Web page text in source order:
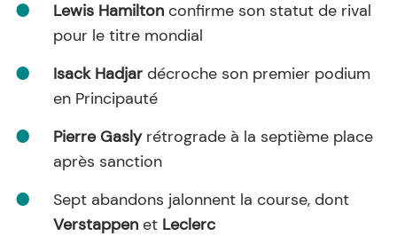
Lewis Hamilton confirme son statut de rival
pour le titre mondial
Isack Hadjar décroche son premier podium
en Principauté
Pierre Gaslyrétrograde à la septième place
après sanction
Sept abandons jalonnent la course, dont
Verstappen et Leclerc